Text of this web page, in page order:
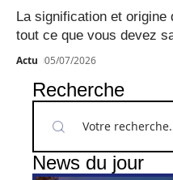
La signification et origine
tout ce que vous devez
Actu 05/07/2026
Recherche
News du jour